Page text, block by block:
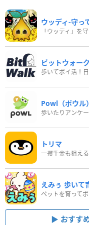
ウッディ‐守っ
「ウッディ」を
ビットウォーク
Powl（ポウル）
トリマ
一攫千金も狙え
えみぅ 歩いて
おすす